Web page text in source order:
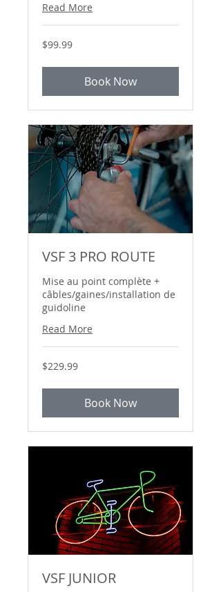
Read More
99.99
Canadian
$99.99
Book Now
VSF 3 PRO ROUTE
Mise au point complète +
câbles/gaines/installation de
guidoline
Read More
229.99
Canadian
$229.99
Book Now
VSF JUNIOR